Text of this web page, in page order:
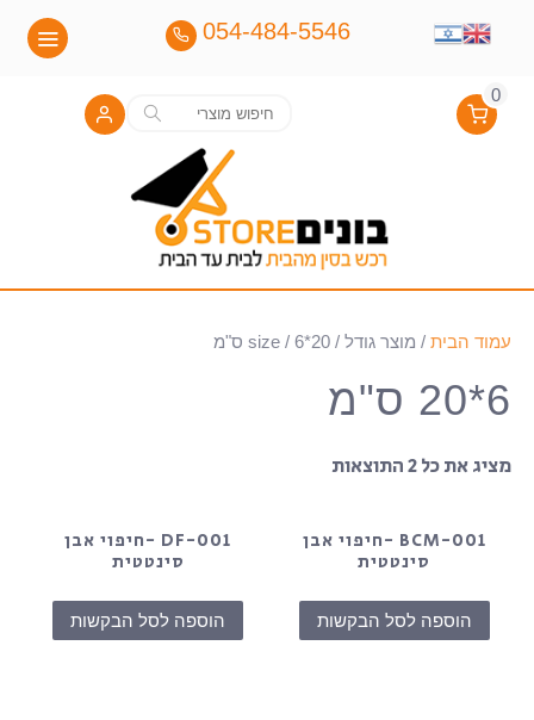
054-484-5546
חיפוש
חיפוש
0
עמוד הבית/ מוצר גודל / size / 6*20 ס"מ
6*20 ס"מ
מציג את כל 2 התוצאות
BCM-001 -חיפוי אבן
סינטטית
הוספה לסל הבקשות
DF-001 -חיפוי אבן
סינטטית
הוספה לסל הבקשות